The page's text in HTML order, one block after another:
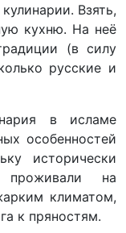
Взять,
кухню. На неё
(в силу
русские и
в исламе
особенностей
исторически
проживали на
климатом,
к пряностям.